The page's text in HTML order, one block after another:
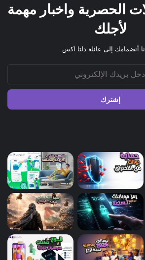
الحصرية واخبار مهمة
لأجلك
أنضمامك إلى عائلة دلتا اكس